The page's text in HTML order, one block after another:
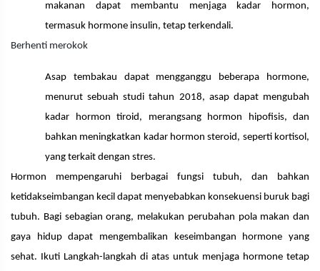
makanan dapat membantu menjaga kadar hormon,
termasuk hormone insulin, tetap terkendali.
Berhenti merokok
Asap tembakau dapat mengganggu beberapa hormone,
menurut sebuah studi tahun 2018, asap dapat mengubah
kadar hormon tiroid, merangsang hormon hipofisis, dan
bahkan meningkatkan kadar hormon steroid, seperti kortisol,
yang terkait dengan stres.
Hormon mempengaruhi berbagai fungsi tubuh, dan bahkan
ketidakseimbangan kecil dapat menyebabkan konsekuensi buruk bagi
tubuh. Bagi sebagian orang, melakukan perubahan pola makan dan
gaya hidup dapat mengembalikan keseimbangan hormone yang
sehat. Ikuti Langkah-langkah di atas untuk menjaga hormone tetap